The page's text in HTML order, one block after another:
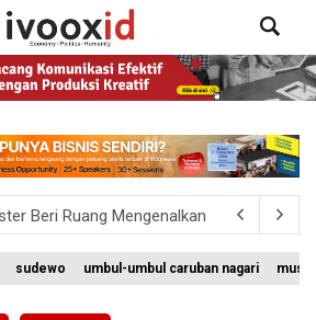
Beri Ruang Mengenalkan Arak Bali
Sutjiadi Terhenti di Babak 16 besar WTA
sudewo umbul-umbul caruban nagari